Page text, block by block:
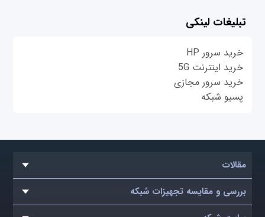
تبلیغات لینکی
خرید سرور HP
خرید اینترنت 5G
خرید سرور مجازی
پسیو شبکه
مقالات
بررسی و مقایسه تجهیزات شبکه